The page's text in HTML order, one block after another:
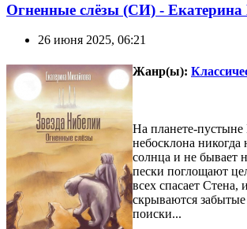
Огненные слёзы (СИ) -
26 июня 2025, 06:21
Жанр(ы):
На планете-
небосклона никогда
солнца и не бывает
пески поглощают
всех спасает Стена,
скрываются
поиски...